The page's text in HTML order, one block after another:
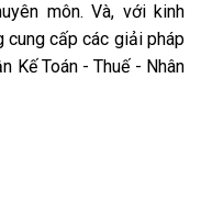
môn. Và, với kinh
cung cấp các giải pháp
Kế Toán - Thuế - Nhân